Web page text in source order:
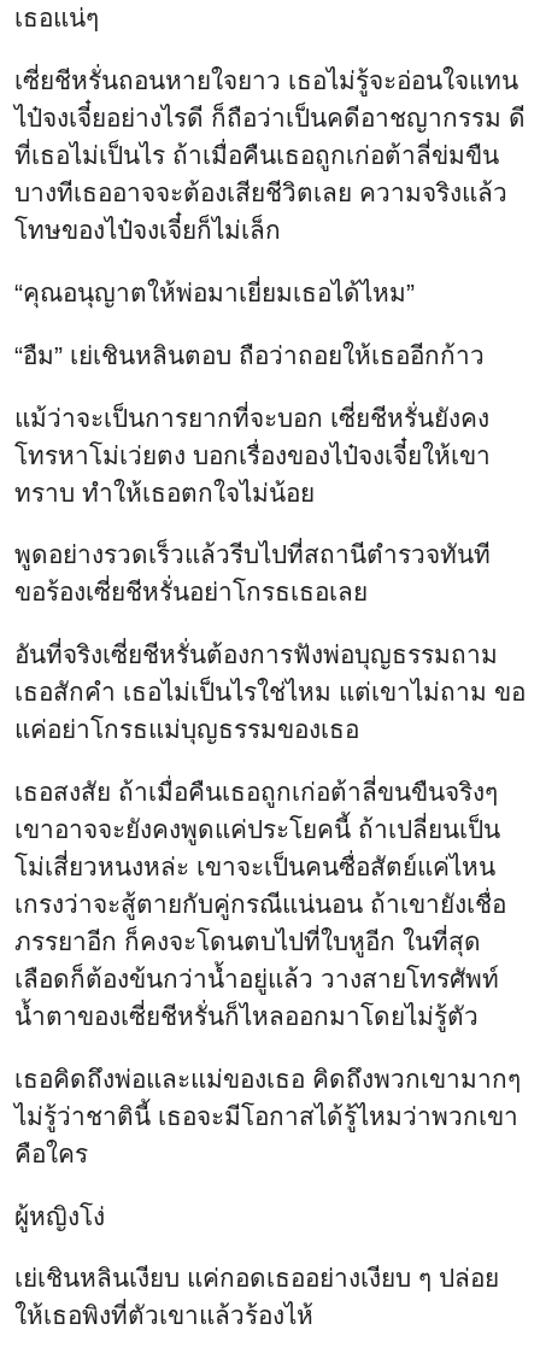
เธอแน่ๆ
เซี่ยชีหรั่นถอนหายใจยาว เธอไม่รู้จะอ่อนใจแทน
ไป๋จงเจี๋ยอย่างไรดี ก็ถือว่าเป็นคดีอาชญากรรม ดี
ที่เธอไม่เป็นไร ถ้าเมื่อคืนเธอถูกเก่อต้าลี่ข่มขืน
บางทีเธออาจจะต้องเสียชีวิตเลย ความจริงแล้ว
โทษของไป๋จงเจี๋ยก็ไม่เล็ก
“คุณอนุญาตให้พ่อมาเยี่ยมเธอได้ไหม”
“อืม” เย่เชินหลินตอบ ถือว่าถอยให้เธออีกก้าว
แม้ว่าจะเป็นการยากที่จะบอก เซี่ยชีหรั่นยังคง
โทรหาโม่เว่ยตง บอกเรื่องของไป๋จงเจี๋ยให้เขา
ทราบ ทำให้เธอตกใจไม่น้อย
พูดอย่างรวดเร็วแล้วรีบไปที่สถานีตำรวจทันที
ขอร้องเซี่ยชีหรั่นอย่าโกรธเธอเลย
อันที่จริงเซี่ยชีหรั่นต้องการฟังพ่อบุญธรรมถาม
เธอสักคำ เธอไม่เป็นไรใช่ไหม แต่เขาไม่ถาม ขอ
แค่อย่าโกรธแม่บุญธรรมของเธอ
เธอสงสัย ถ้าเมื่อคืนเธอถูกเก่อต้าลี่ขนขืนจริงๆ
เขาอาจจะยังคงพูดแค่ประโยคนี้ ถ้าเปลี่ยนเป็น
โม่เสี่ยวหนงหล่ะ เขาจะเป็นคนซื่อสัตย์แค่ไหน
เกรงว่าจะสู้ตายกับคู่กรณีแน่นอน ถ้าเขายังเชื่อ
ภรรยาอีก ก็คงจะโดนตบไปที่ใบหูอีก ในที่สุด
เลือดก็ต้องข้นกว่าน้ำอยู่แล้ว วางสายโทรศัพท์
น้ำตาของเซี่ยชีหรั่นก็ไหลออกมาโดยไม่รู้ตัว
เธอคิดถึงพ่อและแม่ของเธอ คิดถึงพวกเขามากๆ
ไม่รู้ว่าชาตินี้ เธอจะมีโอกาสได้รู้ไหมว่าพวกเขา
คือใคร
ผู้หญิงโง่
เย่เชินหลินเงียบ แค่กอดเธออย่างเงียบ ๆ ปล่อย
ให้เธอพิงที่ตัวเขาแล้วร้องไห้